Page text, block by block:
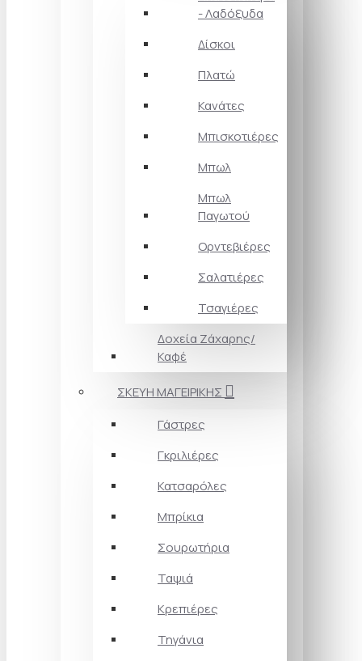
- Λαδόξυδα
Δίσκοι
Πλατώ
Κανάτες
Μπισκοτιέρες
Μπωλ
Μπωλ
Παγωτού
Ορντεβιέρες
Σαλατιέρες
Τσαγιέρες
Δοχεία Ζάχαρης/
Καφέ
ΣΚΕΥΗ ΜΑΓΕΙΡΙΚΗΣ
Γάστρες
Γκριλιέρες
Κατσαρόλες
Μπρίκια
Σουρωτήρια
Ταψιά
Κρεπιέρες
Τηγάνια